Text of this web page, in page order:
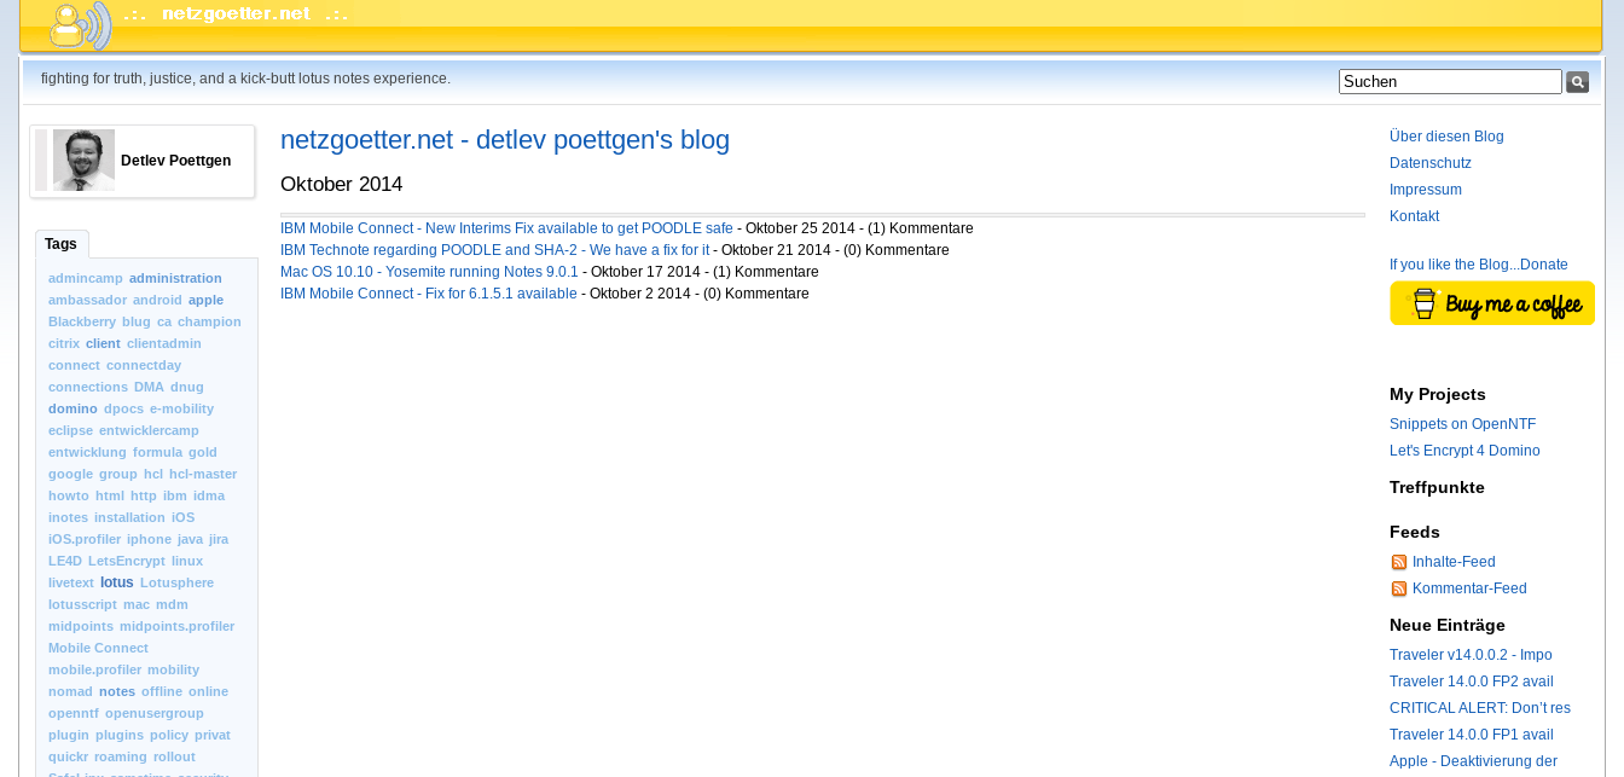
fighting for truth, justice, and a kick-butt lotus notes experience.
Detlev Poettgen
Tags
admincamp administration
ambassador android apple
Blackberry blug ca champion
citrix client clientadmin
connect connectday
connections DMA dnug
domino dpocs e-mobility
eclipse entwicklercamp
entwicklung formula gold
google group hcl hcl-master
howto html http ibm idma
inotes installation iOS
iOS.profiler iphone java jira
LE4D LetsEncrypt linux
livetext
lotus Lotusphere
lotusscript mac mdm
midpoints midpoints.profiler
Mobile Connect
mobile.profiler mobility
nomad notes offline online
openntf openusergroup
plugin plugins policy privat
quickr roaming rollout
netzgoetter.net - detlev poettgen's blog
Oktober 2014
IBM Mobile Connect - New Interims Fix available to get POODLE safe - Oktober 25 2014 - (1) Kommentare
IBM Technote regarding POODLE and SHA-2 - We have a fix for it- Oktober 21 2014 - (0) Kommentare
Mac OS 10.10 - Yosemite running Notes 9.0.1 - Oktober 17 2014 - (1) Kommentare
IBM Mobile Connect - Fix for 6.1.5.1 available - Oktober 2 2014 - (0) Kommentare
Über diesen Blog
Datenschutz
Impressum
Kontakt
If you like the Blog...Donate
My Projects
Snippets on OpenNTF
Let's Encrypt 4 Domino
Treffpunkte
Feeds
Inhalte-Feed
Kommentar-Feed
Neue Einträge
Traveler v14.0.0.2 - Impo
Traveler 14.0.0 FP2 avail
CRITICAL ALERT: Don’t res
Traveler 14.0.0 FP1 avail
Apple - Deaktivierung der